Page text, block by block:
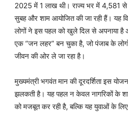
2025 में 1 लाख थी। राज्य भर में 4,581 से
सुबह और शाम आयोजित की जा रही हैं। यह
लोगों ने इस पहल को खुले दिल से अपनाया है
एक “जन लहर” बन चुका है, जो पंजाब के
जीवन की ओर ले जा रहा है।
मुख्यमंत्री भगवंत मान की दूरदर्शिता इस
झलकती है। यह पहल न केवल नागरिकों के
को मजबूत कर रही है, बल्कि यह युवाओं के